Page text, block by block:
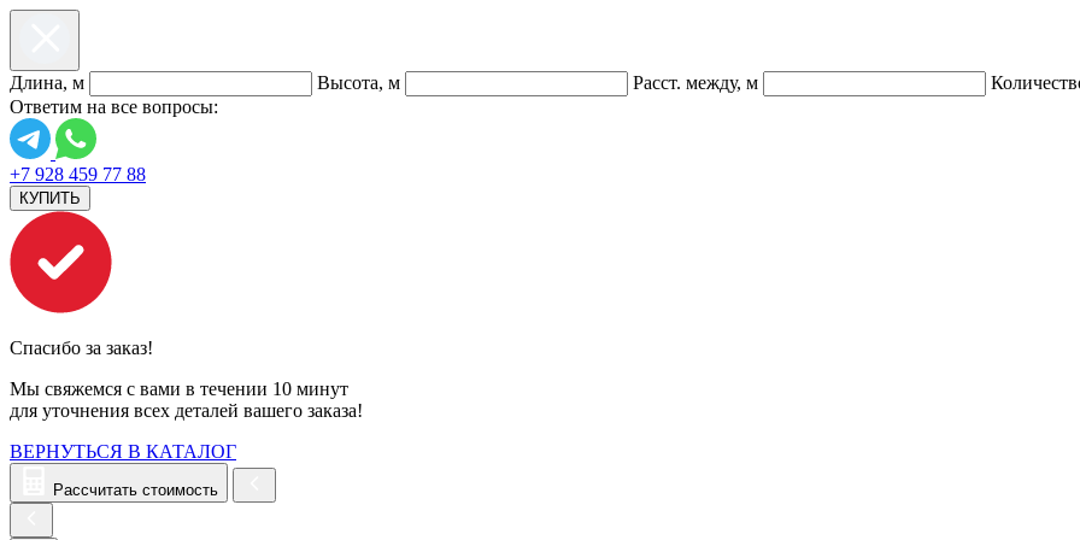
Длина, м Высота, м Расст. между, м
Ответим на все вопросы:
+7 928 459 77 88
КУПИТЬ
Спасибо за заказ!
Мы свяжемся с вами в течении 10 минут
для уточнения всех деталей вашего заказа!
ВЕРНУТЬСЯ В КАТАЛОГ
Рассчитать стоимость